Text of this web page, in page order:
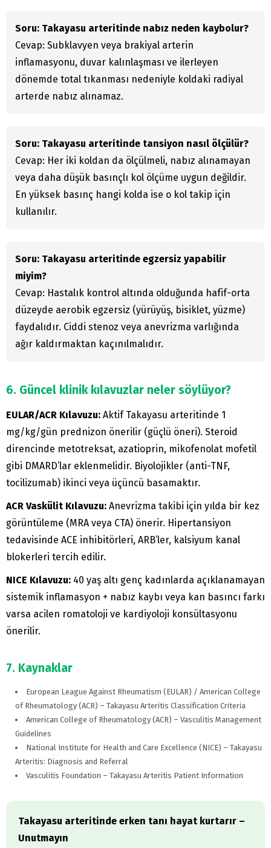
Soru: Takayasu arteritinde nabız neden kaybolur?
Cevap: Subklavyen veya brakiyal arterin
inflamasyonu, duvar kalınlaşması ve ilerleyen
dönemde total tıkanması nedeniyle koldaki radiyal
arterde nabız alınamaz.
Soru: Takayasu arteritinde tansiyon nasıl ölçülür?
Cevap: Her iki koldan da ölçülmeli, nabız alınamayan
veya daha düşük basınçlı kol ölçüme uygun değildir.
En yüksek basınç hangi kolda ise o kol takip için
kullanılır.
Soru: Takayasu arteritinde egzersiz yapabilir
miyim?
Cevap: Hastalık kontrol altında olduğunda hafif-orta
düzeyde aerobik egzersiz (yürüyüş, bisiklet, yüzme)
faydalıdır. Ciddi stenoz veya anevrizma varlığında
ağır kaldırmaktan kaçınılmalıdır.
6. Güncel klinik kılavuzlar neler söylüyor?
EULAR/ACR Kılavuzu: Aktif Takayasu arteritinde 1
mg/kg/gün prednizon önerilir (güçlü öneri). Steroid
direncinde metotreksat, azatioprin, mikofenolat mofetil
gibi DMARD’lar eklenmelidir. Biyolojikler (anti-TNF,
tocilizumab) ikinci veya üçüncü basamaktır.
ACR Vaskülit Kılavuzu: Anevrizma takibi için yılda bir kez
görüntüleme (MRA veya CTA) önerir. Hipertansiyon
tedavisinde ACE inhibitörleri, ARB’ler, kalsiyum kanal
blokerleri tercih edilir.
NICE Kılavuzu: 40 yaş altı genç kadınlarda açıklanamayan
sistemik inflamasyon + nabız kaybı veya kan basıncı farkı
varsa acilen romatoloji ve kardiyoloji konsültasyonu
önerilir.
7. Kaynaklar
European League Against Rheumatism (EULAR) / American College
of Rheumatology (ACR) – Takayasu Arteritis Classification Criteria
American College of Rheumatology (ACR) – Vasculitis Management
Guidelines
National Institute for Health and Care Excellence (NICE) – Takayasu
Arteritis: Diagnosis and Referral
Vasculitis Foundation – Takayasu Arteritis Patient Information
Takayasu arteritinde erken tanı hayat kurtarır –
Unutmayın